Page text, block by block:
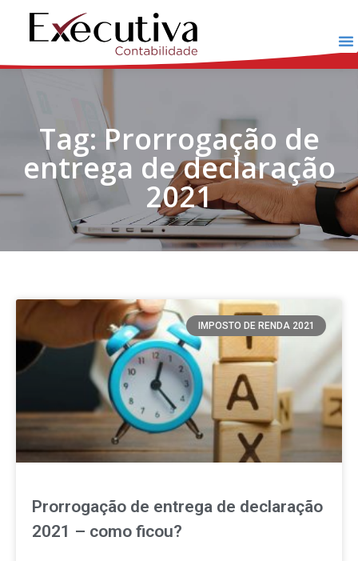
Tag: Prorrogação de
entrega de declaração
2021
IMPOSTO DE RENDA 2021
Prorrogação de entrega de declaração
2021 – como ficou?